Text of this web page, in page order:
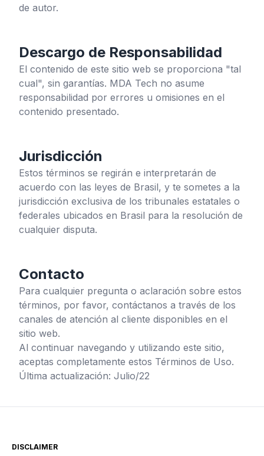
de autor.
Descargo de Responsabilidad
El contenido de este sitio web se proporciona "tal
cual", sin garantías. MDA Tech no asume
responsabilidad por errores u omisiones en el
contenido presentado.
Jurisdicción
Estos términos se regirán e interpretarán de
acuerdo con las leyes de Brasil, y te sometes a la
jurisdicción exclusiva de los tribunales estatales o
federales ubicados en Brasil para la resolución de
cualquier disputa.
Contacto
Para cualquier pregunta o aclaración sobre estos
términos, por favor, contáctanos a través de los
canales de atención al cliente disponibles en el
sitio web.
Al continuar navegando y utilizando este sitio,
aceptas completamente estos Términos de Uso.
Última actualización: Julio/22
DISCLAIMER